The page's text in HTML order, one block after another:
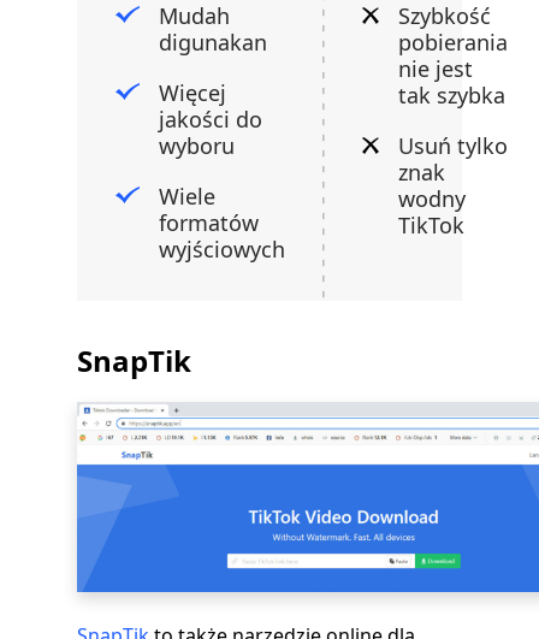
Mudah
digunakan
Więcej
jakości do
wyboru
Wiele
formatów
wyjściowych
Szybkość
pobierania
nie jest
tak szybka
Usuń tylko
znak
wodny
TikTok
SnapTik